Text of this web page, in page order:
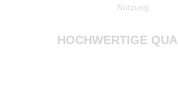
Nutzung.
HOCHWERTIGE